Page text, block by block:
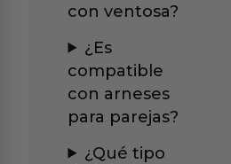
con ventosa?
¿Es
compatible
con arneses
para parejas?
¿Qué tipo